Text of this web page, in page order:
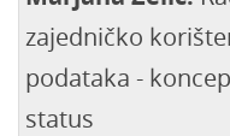
zajedničko
podataka -
status